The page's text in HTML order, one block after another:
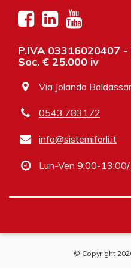
P.IVA 03316020407 -
Soc. € 25.000 iv
Via Jolanda
0543.783172
info@sistemiforli.it
Lun-Ven 9:00-
© Copyright